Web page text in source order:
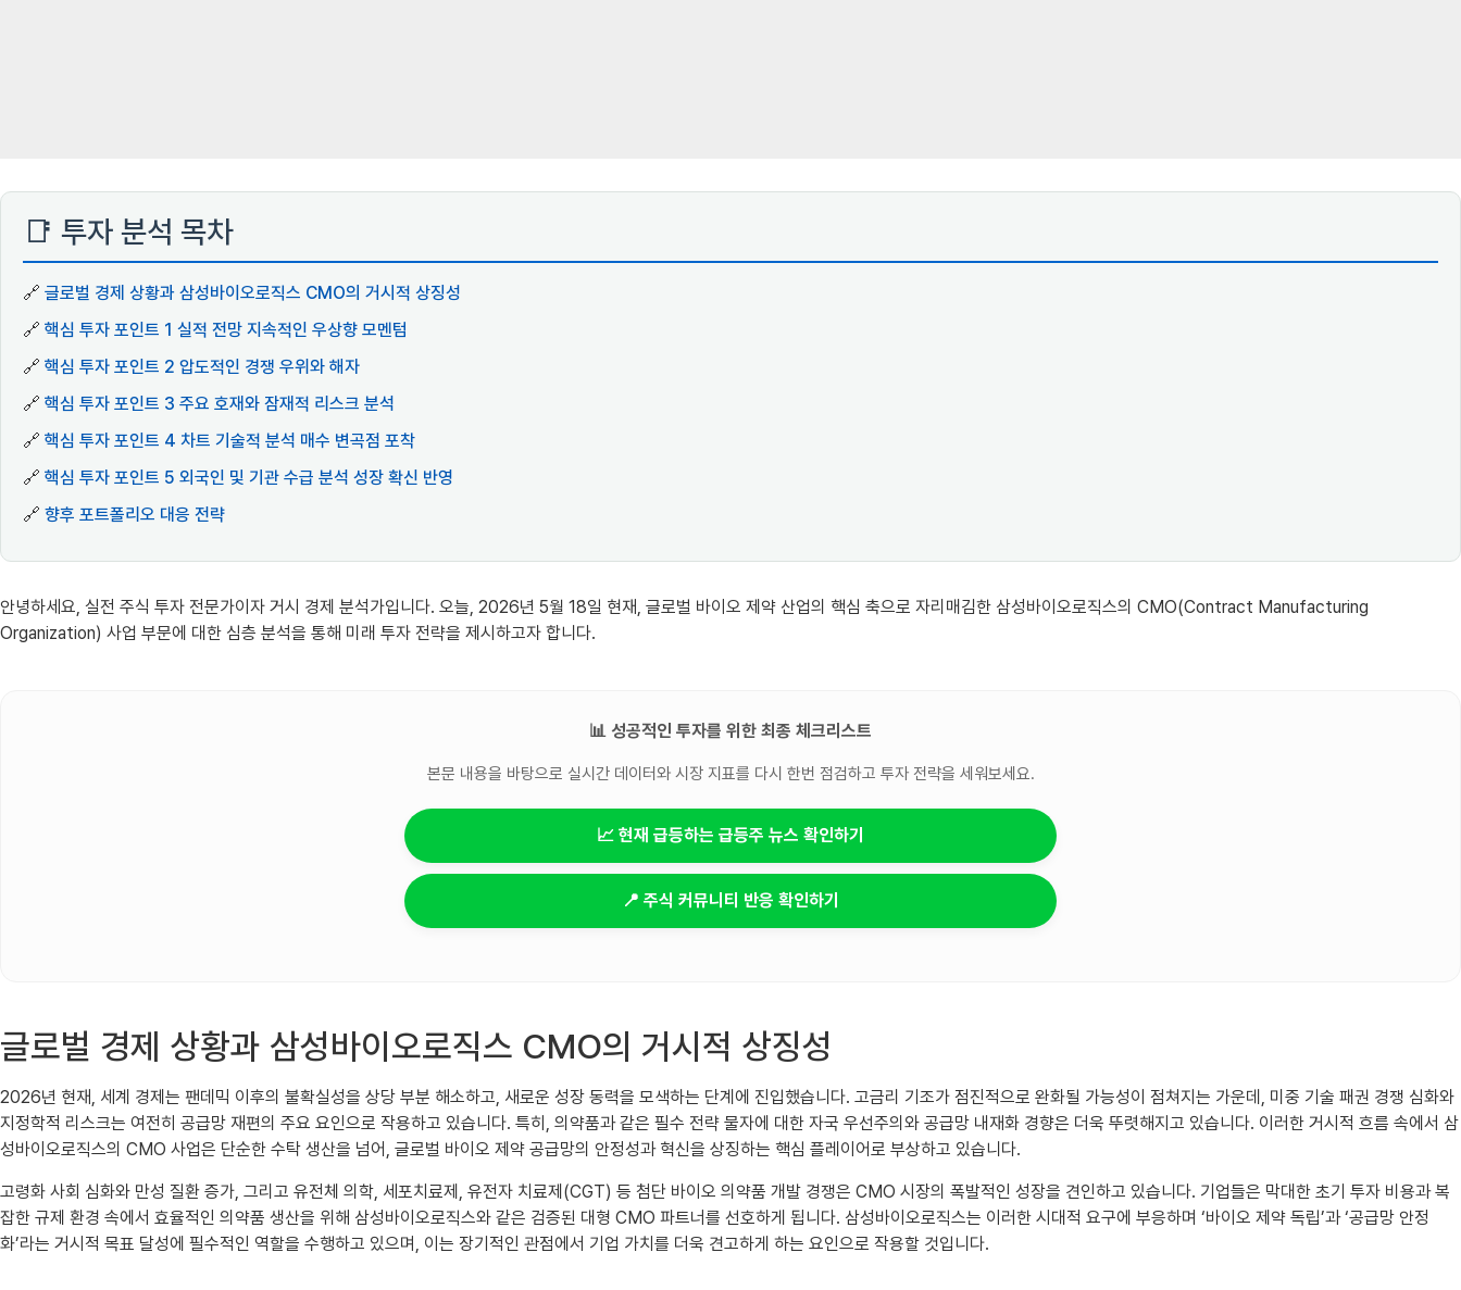
📑 투자 분석 목차
🔗 글로벌 경제 상황과 삼성바이오로직스 CMO의 거시적 상징성
🔗 핵심 투자 포인트 1 실적 전망 지속적인 우상향 모멘텀
🔗 핵심 투자 포인트 2 압도적인 경쟁 우위와 해자
🔗 핵심 투자 포인트 3 주요 호재와 잠재적 리스크 분석
🔗 핵심 투자 포인트 4 차트 기술적 분석 매수 변곡점 포착
🔗 핵심 투자 포인트 5 외국인 및 기관 수급 분석 성장 확신 반영
🔗 향후 포트폴리오 대응 전략
안녕하세요, 실전 주식 투자 전문가이자 거시 경제 분석가입니다. 오늘, 2026년 5월 18일 현재, 글로벌 바이오 제약 산업의 핵심 축으로 자리매김한 삼성바이오로직스의 CMO(Contract Manufacturing
Organization) 사업 부문에 대한 심층 분석을 통해 미래 투자 전략을 제시하고자 합니다.
📊 성공적인 투자를 위한 최종 체크리스트
본문 내용을 바탕으로 실시간 데이터와 시장 지표를 다시 한번 점검하고 투자 전략을 세워보세요.
📈 현재 급등하는 급등주 뉴스 확인하기
📍 주식 커뮤니티 반응 확인하기
글로벌 경제 상황과 삼성바이오로직스 CMO의 거시적 상징성
2026년 현재, 세계 경제는 팬데믹 이후의 불확실성을 상당 부분 해소하고, 새로운 성장 동력을 모색하는 단계에 진입했습니다. 고금리 기조가 점진적으로 완화될 가능성이 점쳐지는 가운데, 미중 기술 패권 경쟁 심화와
지정학적 리스크는 여전히 공급망 재편의 주요 요인으로 작용하고 있습니다. 특히, 의약품과 같은 필수 전략 물자에 대한 자국 우선주의와 공급망 내재화 경향은 더욱 뚜렷해지고 있습니다. 이러한 거시적 흐름 속에서 삼
성바이오로직스의 CMO 사업은 단순한 수탁 생산을 넘어, 글로벌 바이오 제약 공급망의 안정성과 혁신을 상징하는 핵심 플레이어로 부상하고 있습니다.
고령화 사회 심화와 만성 질환 증가, 그리고 유전체 의학, 세포치료제, 유전자 치료제(CGT) 등 첨단 바이오 의약품 개발 경쟁은 CMO 시장의 폭발적인 성장을 견인하고 있습니다. 기업들은 막대한 초기 투자 비용과 복
잡한 규제 환경 속에서 효율적인 의약품 생산을 위해 삼성바이오로직스와 같은 검증된 대형 CMO 파트너를 선호하게 됩니다. 삼성바이오로직스는 이러한 시대적 요구에 부응하며 ‘바이오 제약 독립’과 ‘공급망 안정
화’라는 거시적 목표 달성에 필수적인 역할을 수행하고 있으며, 이는 장기적인 관점에서 기업 가치를 더욱 견고하게 하는 요인으로 작용할 것입니다.